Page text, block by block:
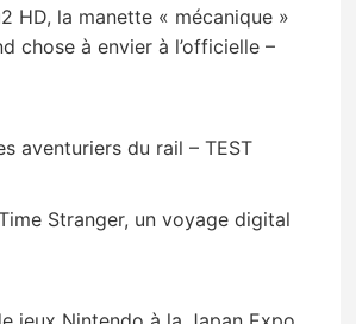
HD, la manette « mécanique »
chose à envier à l’officielle –
aventuriers du rail – TEST
Stranger, un voyage digital